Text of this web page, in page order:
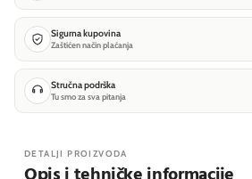
Sigurna kupovina
Zaštićen način plaćanja
Stručna podrška
Tu smo za sva pitanja
DETALJI PROIZVODA